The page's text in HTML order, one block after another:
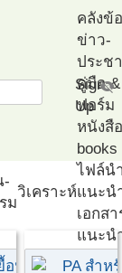
visibility_off
Sign
Up
-
ม
วิเคราะห์
คลังข้
ข่าว-
ประช
คู่มือ
ฟอร์ม
หนังสื
books
ไฟล์น
แนะน
เอกสา
แนะน
PA